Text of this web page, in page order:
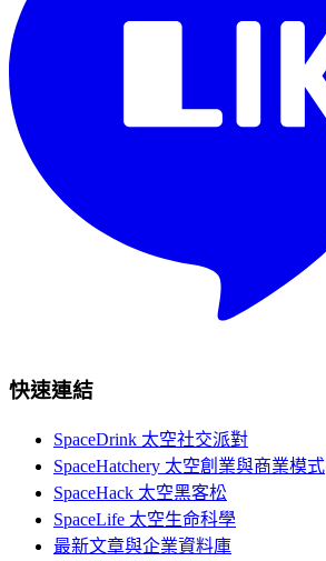
快速連結
SpaceDrink 太空社交派對
SpaceHatchery 太空創業與商業模式
SpaceHack 太空黑客松
SpaceLife 太空生命科學
最新文章與企業資料庫